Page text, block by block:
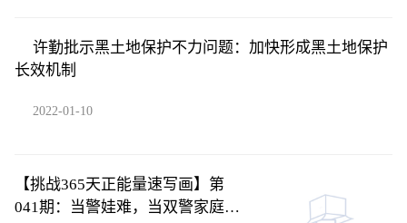
许勤批示黑土地保护不力问题：加快形成黑土地保护
长效机制
2022-01-10
【挑战365天正能量速写画】第
041期：当警娃难，当双警家庭的